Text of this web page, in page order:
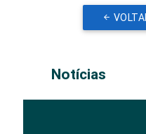
Notícias